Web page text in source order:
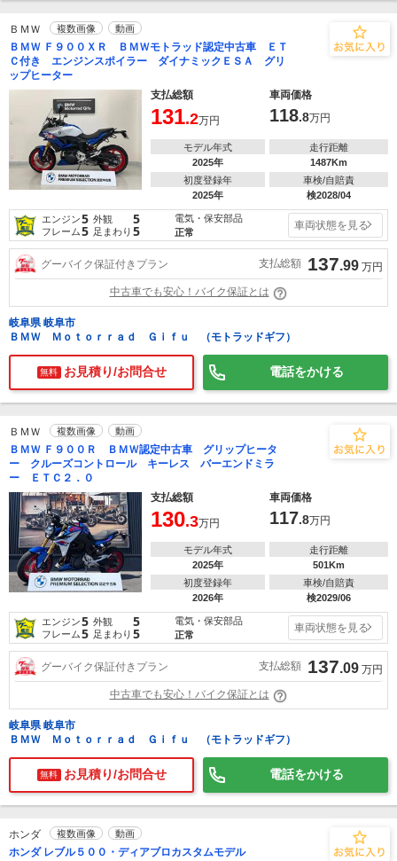
ＢＭＷ 複数画像 動画
ＢＭＷ Ｆ９００ＸＲ ＢＭＷモトラッド認定中古車 ＥＴ
Ｃ付き エンジンスポイラー ダイナミックＥＳＡ グリ
ップヒーター
支払総額
車両価格
131.2万円 118.8万円
モデル年式
2025年
走行距離
1487Km
初度登録年
2025年
車検/自賠責
検2028/04
エンジン5 外観 5
フレーム5 足まわり 5
電気・保安部品
正常
車両状態を見る
グーバイク保証付きプラン 支払総額 137.99 万円
中古車でも安心！バイク保証とは
岐阜県 岐阜市
ＢＭＷ Ｍｏｔｏｒｒａｄ Ｇｉｆｕ （モトラッドギフ）
無料 お見積り/お問合せ 電話をかける
ＢＭＷ 複数画像 動画
ＢＭＷ Ｆ９００Ｒ ＢＭＷ認定中古車 グリップヒータ
ー クルーズコントロール キーレス バーエンドミラ
ー ＥＴＣ２．０
支払総額
車両価格
130.3万円 117.8万円
モデル年式
2025年
走行距離
501Km
初度登録年
2026年
車検/自賠責
検2029/06
エンジン5 外観 5
フレーム5 足まわり 5
電気・保安部品
正常
車両状態を見る
グーバイク保証付きプラン 支払総額 137.09 万円
中古車でも安心！バイク保証とは
岐阜県 岐阜市
ＢＭＷ Ｍｏｔｏｒｒａｄ Ｇｉｆｕ （モトラッドギフ）
無料 お見積り/お問合せ 電話をかける
ホンダ 複数画像 動画
ホンダ レブル５００・ディアブロカスタムモデル